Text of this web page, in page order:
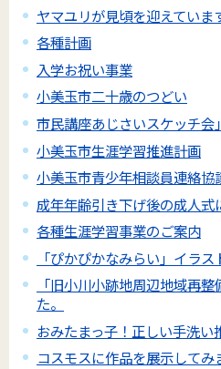
ヤマユリが見頃を迎えていま
各種計画
入学お祝い事業
小美玉市二十歳のつどい
市民講座あじさいスケッチ会
小美玉市生涯学習推進計画
小美玉市青少年相談員連絡協
成年年齢引き下げ後の成人式
各種生涯学習事業のご案内
「ぴかぴかなみらい」イラ
「旧小川小跡地周辺地域再
た。
おみたまっ子！正しい手洗い
コスモスに作品を展示してみ